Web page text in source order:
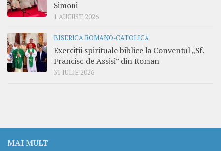
Simoni
1 AUGUST 2026
BISERICA ROMANO-CATOLICĂ
Exerciții spirituale biblice la Conventul „Sf.
Francisc de Assisi” din Roman
31 IULIE 2026
MAI MULT